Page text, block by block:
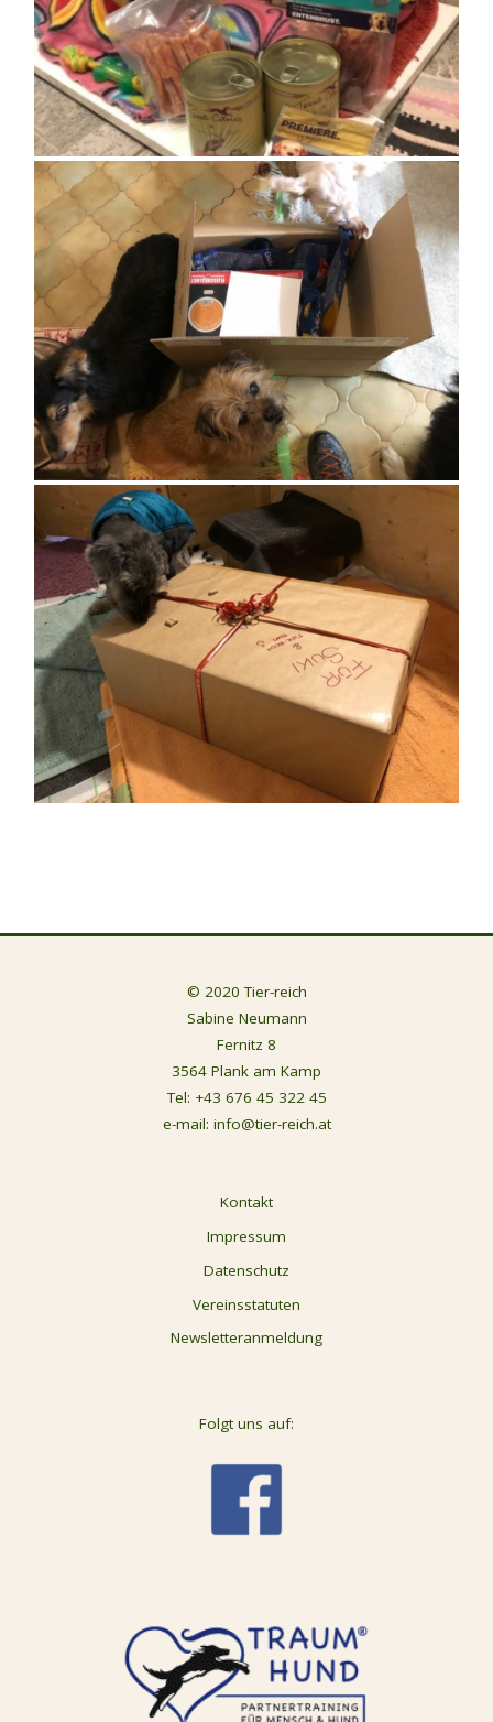
© 2020 Tier-reich
Sabine Neumann
Fernitz 8
3564 Plank am Kamp
Tel: +43 676 45 322 45
e-mail: info@tier-reich.at
Kontakt
Impressum
Datenschutz
Vereinsstatuten
Newsletteranmeldung
Folgt uns auf: